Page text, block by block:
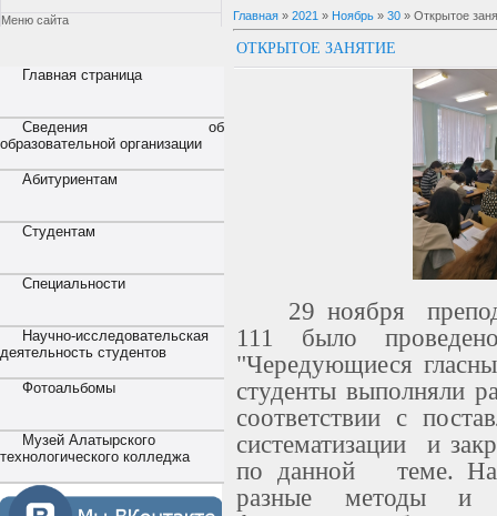
Меню сайта
Главная страница
Сведения об
образовательной организации
Абитуриентам
Студентам
Специальности
Научно-исследовательская
деятельность студентов
Фотоальбомы
Музей Алатырского
технологического колледжа
Главная » 2021 » Ноябрь » 30 » Открытое
ОТКРЫТОЕ ЗАНЯТИЕ
29 ноября
111 было
"Чередующиеся
студенты выполняли
соответствии с
систематизации
и
по данной
теме.
разные методы и